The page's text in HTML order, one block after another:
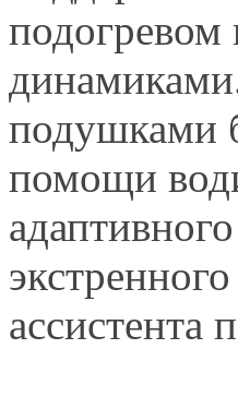
подогревом
подушками
помощи
ассистента